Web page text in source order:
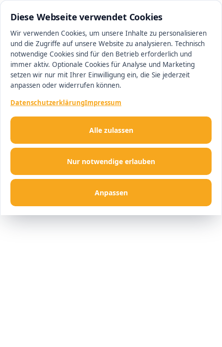
Diese Webseite verwendet Cookies
Wir verwenden Cookies, um unsere Inhalte zu personalisieren
und die Zugriffe auf unsere Website zu analysieren. Technisch
notwendige Cookies sind für den Betrieb erforderlich und
immer aktiv. Optionale Cookies für Analyse und Marketing
setzen wir nur mit Ihrer Einwilligung ein, die Sie jederzeit
anpassen oder widerrufen können.
DatenschutzerklärungImpressum
Nur notwendige erlauben
Anpassen
Alle zulassen